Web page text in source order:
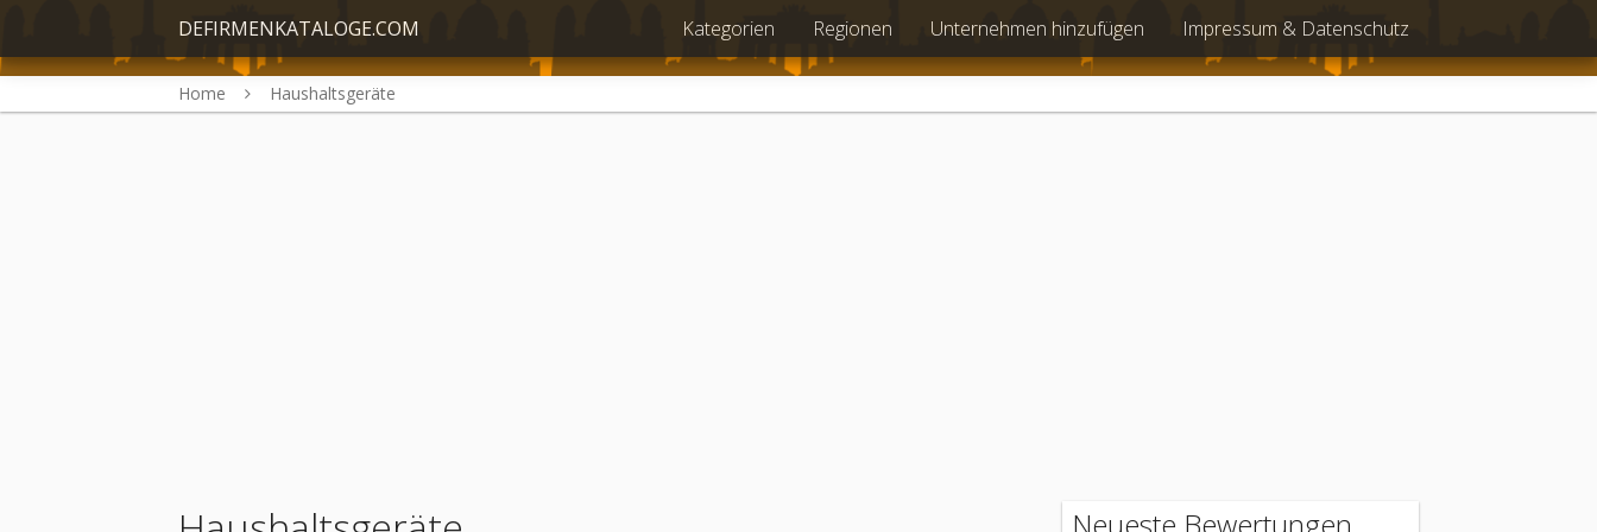
DEFIRMENKATALOGE.COM Kategorien Regionen Unternehmen hinzufügen Impressum & Datenschutz
Home Haushaltsgeräte